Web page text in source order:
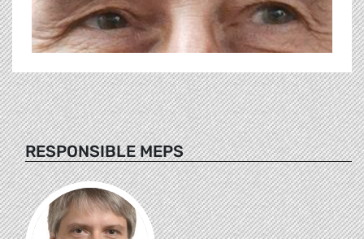
RESPONSIBLE MEPS